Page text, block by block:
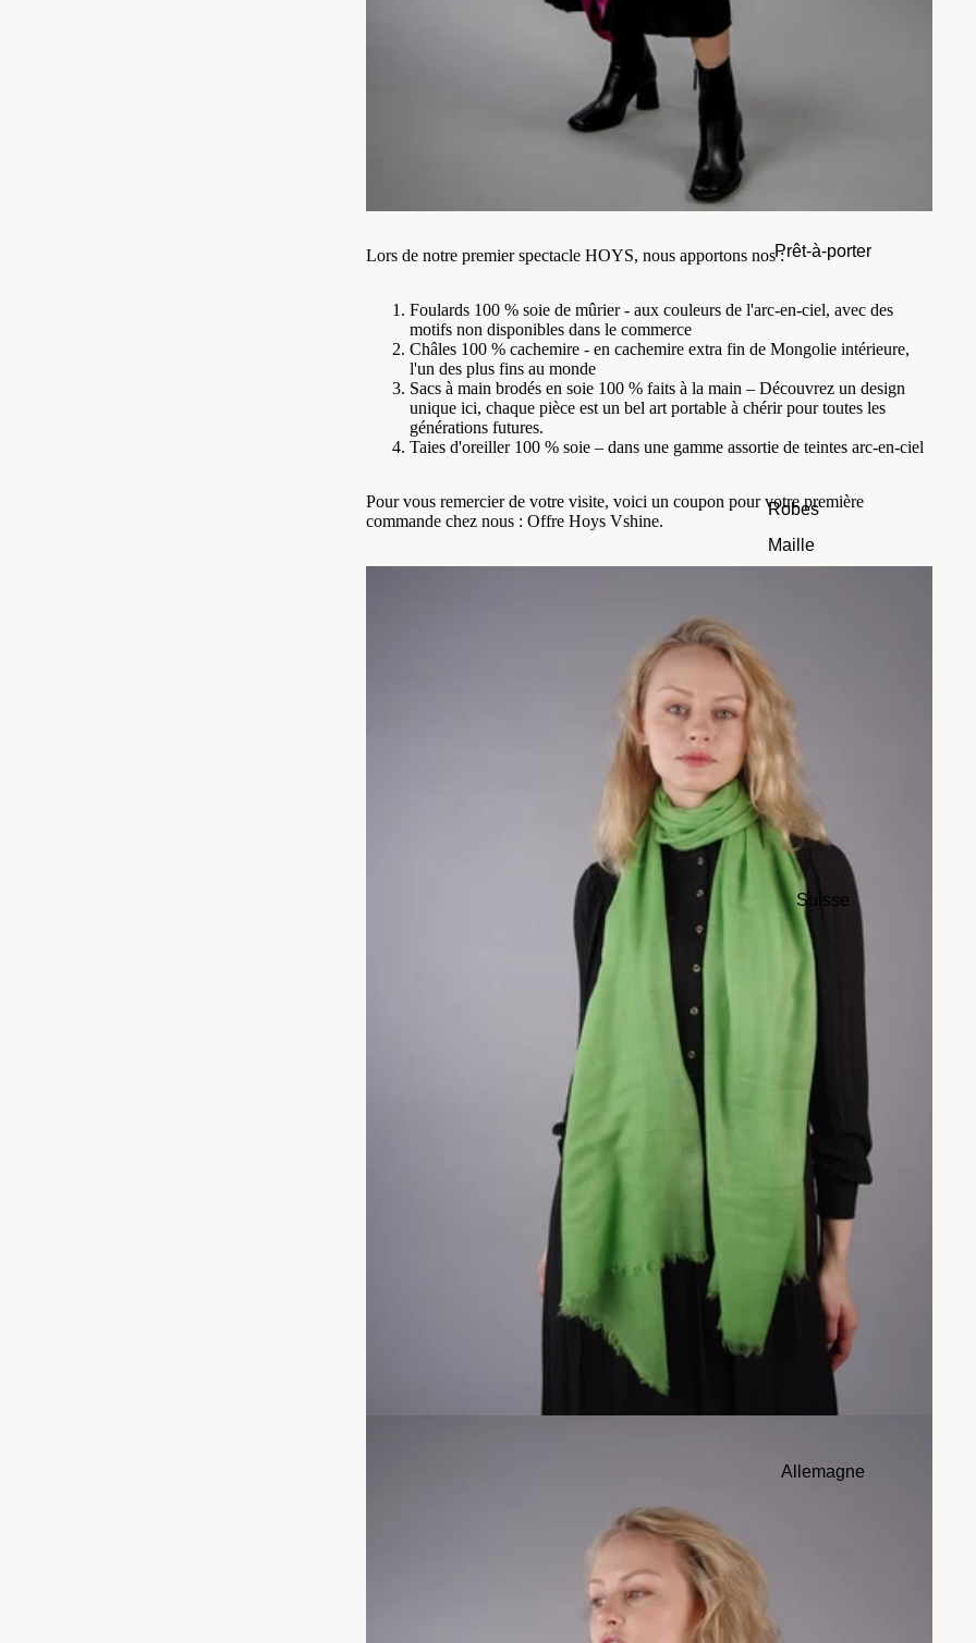
Prêt-à-porter
Robes
Maille
Suisse
Allemagne
Lors de notre premier spectacle HOYS, nous apportons nos :
Foulards 100 % soie de mûrier- aux couleurs de l'arc-en-ciel, avec des
motifs non disponibles dans le commerce
Châles 100 % cachemire - en cachemire extra fin de Mongolie intérieure,
l'un des plus fins au monde
Sacs à main brodés en soie 100 % faits à la main – Découvrez un design
unique ici, chaque pièce est un bel art portable à chérir pour toutes les
générations futures.
Taies d'oreiller 100 % soie – dans une gamme assortie de teintes arc-en-ciel
Pour vous remercier de votre visite, voici un coupon pour votre première
commande chez nous : Offre Hoys Vshine.